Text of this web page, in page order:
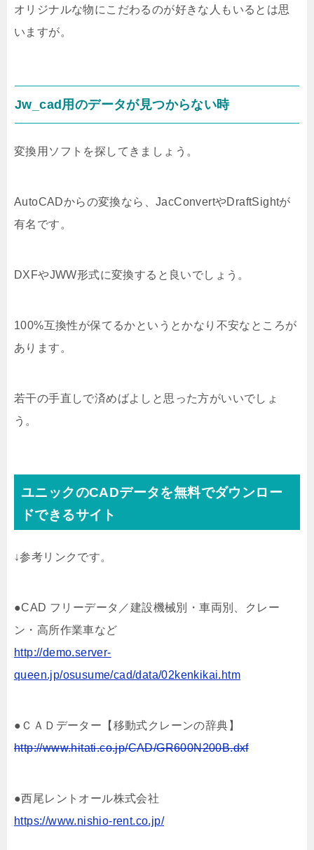
オリジナルな物にこだわるのが好きな人もいるとは思
いますが。
Jw_cad用のデータが見つからない時
変換用ソフトを探してきましょう。
AutoCADからの変換なら、JacConvertやDraftSightが
有名です。
DXFやJWW形式に変換すると良いでしょう。
100%互換性が保てるかというとかなり不安なところが
あります。
若干の手直しで済めばよしと思った方がいいでしょ
う。
ユニックのCADデータを無料でダウンロー
ドできるサイト
↓参考リンクです。
●CAD フリーデータ／建設機械別・車両別、クレー
ン・高所作業車など
http://demo.server-
queen.jp/osusume/cad/data/02kenkikai.htm
●ＣＡＤデーター【移動式クレーンの辞典】
http://www.hitati.co.jp/CAD/GR600N200B.dxf
●西尾レントオール株式会社
https://www.nishio-rent.co.jp/